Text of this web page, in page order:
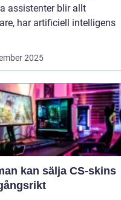
assistenter blir allt
har artificiell intelligens
2025
kan sälja CS-skins